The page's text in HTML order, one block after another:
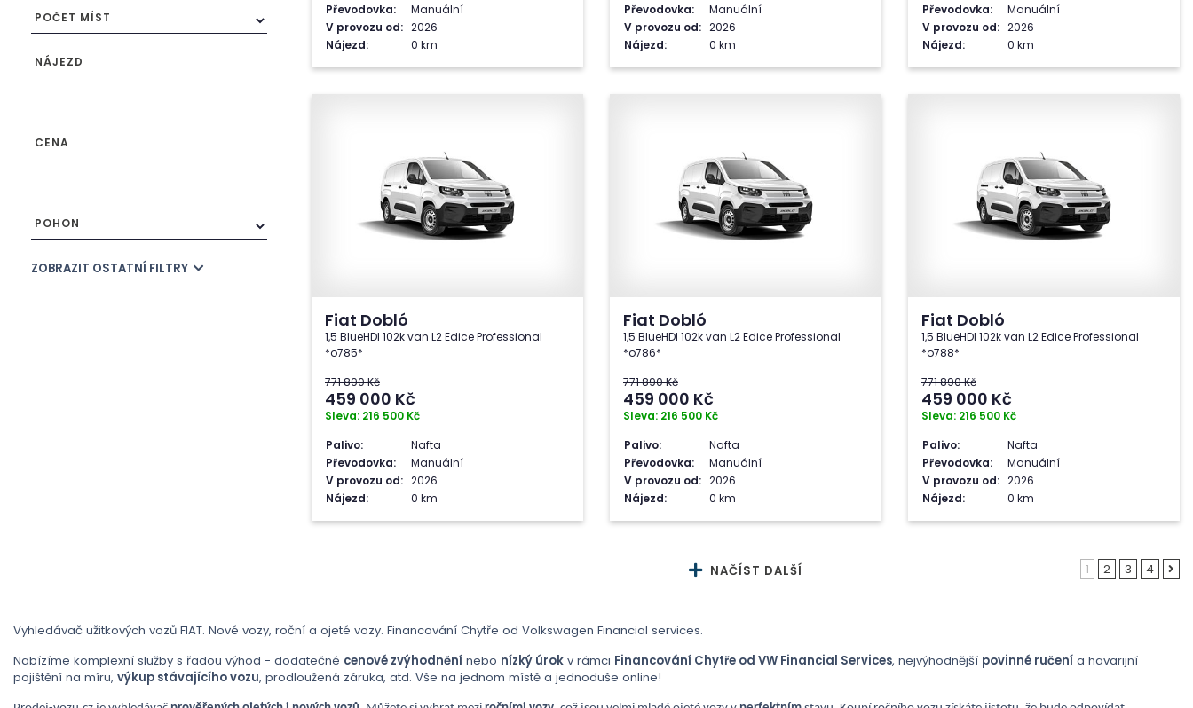
POČET MÍST
NÁJEZD
CENA
POHON
ZOBRAZIT OSTATNÍ FILTRY
Převodovka:
Manuální
V provozu od: 2026
Nájezd:
0 km
Převodovka:
Manuální
V provozu od: 2026
Nájezd:
0 km
Převodovka:
Manuální
V provozu od: 2026
Nájezd:
0 km
Fiat Dobló
1,5 BlueHDI 102k van L2 Edice Professional
*o785*
771 890 Kč
459 000 Kč
Sleva: 216 500 Kč
Palivo:
Nafta
Převodovka:
Manuální
V provozu od: 2026
Nájezd:
0 km
Fiat Dobló
1,5 BlueHDI 102k van L2 Edice Professional
*o786*
771 890 Kč
459 000 Kč
Sleva: 216 500 Kč
Palivo:
Nafta
Převodovka:
Manuální
V provozu od: 2026
Nájezd:
0 km
Fiat Dobló
1,5 BlueHDI 102k van L2 Edice Professional
*o788*
771 890 Kč
459 000 Kč
Sleva: 216 500 Kč
Palivo:
Nafta
Převodovka:
Manuální
V provozu od: 2026
Nájezd:
0 km
NAČÍST DALŠÍ 1 2 3 4
Vyhledávač užitkových vozů FIAT. Nové vozy, roční a ojeté vozy. Financování Chytře od Volkswagen Financial services.
Nabízíme komplexní služby s řadou výhod - dodatečné cenové zvýhodnění nebo nízký úrok v rámci Financování Chytře od VW Financial Services, nejvýhodnější povinné ručení a havarijní
pojištění na míru, výkup stávajícího vozu, prodloužená záruka, atd. Vše na jednom místě a jednoduše online!